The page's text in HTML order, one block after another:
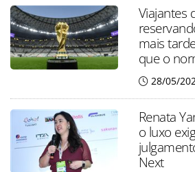
Viajantes
mais
que o
28/05/
Renata
o luxo
Next